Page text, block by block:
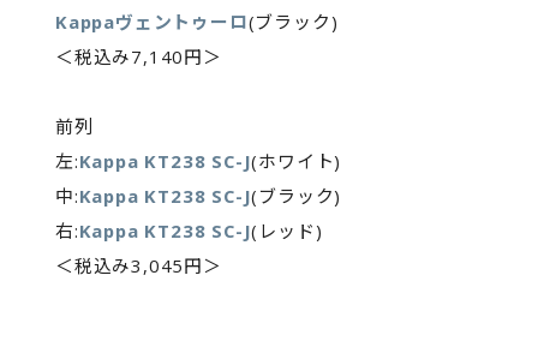
Kappaヴェントゥーロ(ブラック)
＜税込み7,140円＞
前列
左:Kappa KT238 SC-J(ホワイト)
中:Kappa KT238 SC-J(ブラック)
右:Kappa KT238 SC-J(レッド)
＜税込み3,045円＞